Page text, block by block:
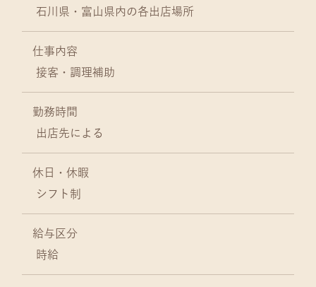
石川県・富山県内の各出店場所
仕事内容
接客・調理補助
勤務時間
出店先による
休日・休暇
シフト制
給与区分
時給